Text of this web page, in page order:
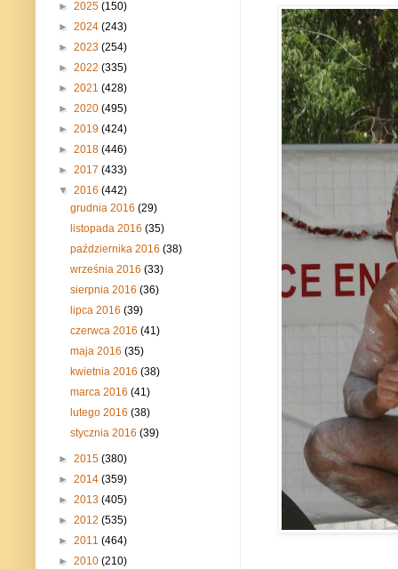
► 2025 (150)
► 2024 (243)
► 2023 (254)
► 2022 (335)
► 2021 (428)
► 2020 (495)
► 2019 (424)
► 2018 (446)
► 2017 (433)
▼ 2016 (442)
grudnia 2016(29)
listopada 2016(35)
października 2016(38)
września 2016(33)
sierpnia 2016(36)
lipca 2016(39)
czerwca 2016(41)
maja 2016(35)
kwietnia 2016(38)
marca 2016(41)
lutego 2016(38)
stycznia 2016(39)
► 2015 (380)
► 2014 (359)
► 2013 (405)
► 2012 (535)
► 2011 (464)
► 2010 (210)